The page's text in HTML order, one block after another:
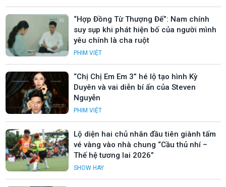
“Hợp Đồng Từ Thượng Đế”: Nam chính
suy sụp khi phát hiện bố của người mình
yêu chính là cha ruột
PHIM VIỆT
“Chị Chị Em Em 3” hé lộ tạo hình Kỳ
Duyên và vai diễn bí ẩn của Steven
Nguyễn
PHIM VIỆT
Lộ diện hai chủ nhân đầu tiên giành tấm
vé vàng vào nhà chung “Cầu thủ nhí –
Thế hệ tương lai 2026”
SHOW HAY